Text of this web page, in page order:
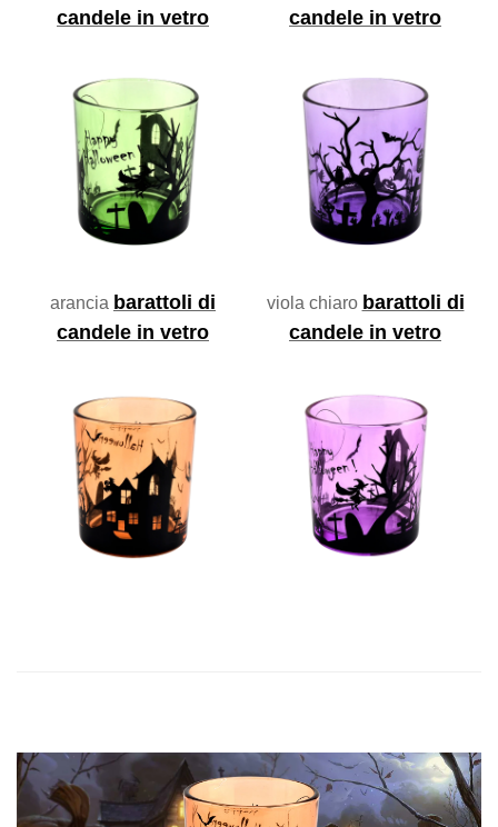
candele in vetro
candele in vetro
arancia barattoli di
candele in vetro
viola chiaro barattoli di
candele in vetro